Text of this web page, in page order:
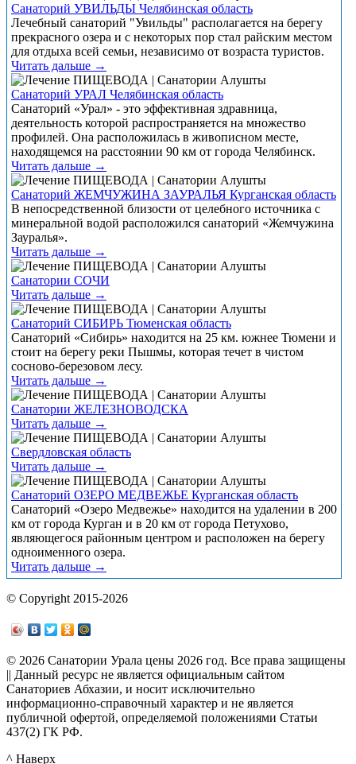
Санаторий УВИЛЬДЫ Челябинская область
Лечебный санаторий "Увильды" располагается на берегу
прекрасного озера и с некоторых пор стал райским местом
для отдыха всей семьи, независимо от возраста туристов.
Читать дальше →
Санаторий УРАЛ Челябинская область
Санаторий «Урал» - это эффективная здравница,
деятельность которой распространяется на множество
профилей. Она расположилась в живописном месте,
находящемся на расстоянии 90 км от города Челябинск.
Читать дальше →
Санаторий ЖЕМЧУЖИНА ЗАУРАЛЬЯ Курганская область
В непосредственной близости от целебного источника с
минеральной водой расположился санаторий «Жемчужина
Зауралья».
Читать дальше →
Санатории СОЧИ
Читать дальше →
Санаторий СИБИРЬ Тюменская область
Санаторий «Сибирь» находится на 25 км. южнее Тюмени и
стоит на берегу реки Пышмы, которая течет в чистом
сосново-березовом лесу.
Читать дальше →
Санатории ЖЕЛЕЗНОВОДСКА
Читать дальше →
Свердловская область
Читать дальше →
Санаторий ОЗЕРО МЕДВЕЖЬЕ Курганская область
Санаторий «Озеро Медвежье» находится на удалении в 200
км от города Курган и в 20 км от города Петухово,
являющегося районным центром и расположен на берегу
одноименного озера.
Читать дальше →
© Copyright 2015-2026
© 2026 Санатории Урала цены 2026 год. Все права защищены
|| Данный ресурс не является официальным сайтом
Санаториев Абхазии, и носит исключительно
информационно-справочный характер и не является
публичной офертой, определяемой положениями Статьи
437(2) ГК РФ.
^ Наверх